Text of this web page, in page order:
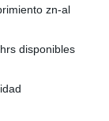
zn-al
disponibles